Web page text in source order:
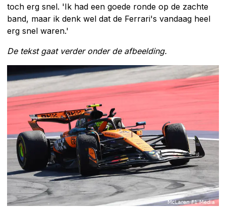
toch erg snel. 'Ik had een goede ronde op de zachte
band, maar ik denk wel dat de Ferrari's vandaag heel
erg snel waren.'
De tekst gaat verder onder de afbeelding.